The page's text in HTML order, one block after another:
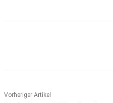
Vorheriger Artikel